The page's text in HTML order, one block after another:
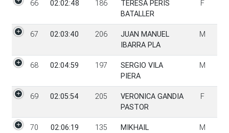
66 02:02:48 186
TERESA PERIS
BATALLER
F
67 02:03:40 206
JUAN MANUEL
IBARRA PLA
M
68 02:04:59 197
SERGIO VILA
PIERA
M
69 02:05:54 205
VERONICA GANDIA
PASTOR
F
70 02:06:19 135
MIKHAIL
M